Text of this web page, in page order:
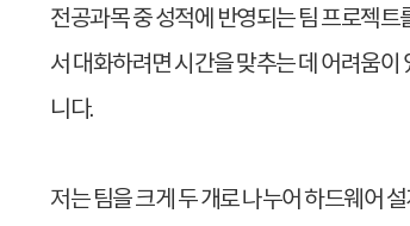
전공과목 중 성적에 반영되는 팀 프로젝
서 대화하려면 시간을 맞추는 데 어려움
니다.
저는 팀을 크게 두 개로 나누어 하드웨어